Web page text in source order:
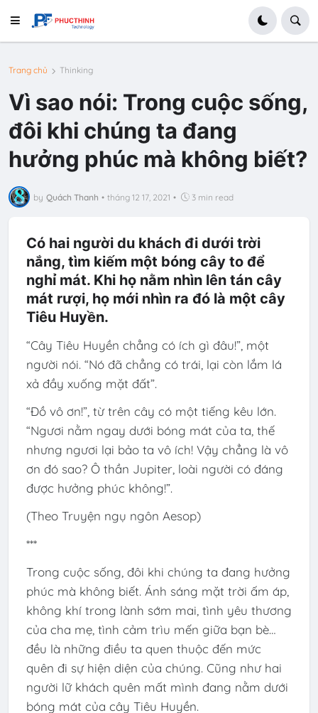
Trang chủ Thinking
Vì sao nói: Trong cuộc sống,
đôi khi chúng ta đang
hưởng phúc mà không biết?
by Quách Thanh • tháng 12 17, 2021 • 3 min read
Có hai người du khách đi dưới trời
nắng, tìm kiếm một bóng cây to để
nghỉ mát. Khi họ nằm nhìn lên tán cây
mát rượi, họ mới nhìn ra đó là một cây
Tiêu Huyền.
“Cây Tiêu Huyền chẳng có ích gì đâu!”, một
người nói. “Nó đã chẳng có trái, lại còn lắm lá
xả đầy xuống mặt đất”.
“Đồ vô ơn!”, từ trên cây có một tiếng kêu lớn.
“Ngươi nằm ngay dưới bóng mát của ta, thế
nhưng ngươi lại bảo ta vô ích! Vậy chẳng là vô
ơn đó sao? Ô thần Jupiter, loài người có đáng
được hưởng phúc không!”.
(Theo Truyện ngụ ngôn Aesop)
***
Trong cuộc sống, đôi khi chúng ta đang hưởng
phúc mà không biết. Ánh sáng mặt trời ấm áp,
không khí trong lành sớm mai, tình yêu thương
của cha mẹ, tình cảm trìu mến giữa bạn bè…
đều là những điều ta quen thuộc đến mức
quên đi sự hiện diện của chúng. Cũng như hai
người lữ khách quên mất mình đang nằm dưới
bóng mát của cây Tiêu Huyền.